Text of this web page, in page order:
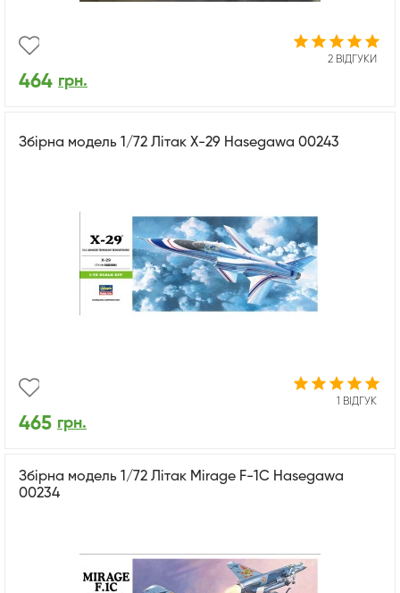
2 ВІДГУКИ
464 грн.
Збірна модель 1/72 Літак X-29 Hasegawa 00243
1 ВІДГУК
465 грн.
Збірна модель 1/72 Літак Mirage F-1C Hasegawa
00234